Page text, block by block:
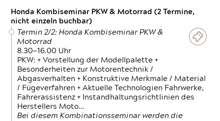
Honda Kombiseminar PKW & Motorrad (2 Termine,
nicht einzeln buchbar)
Termin 2/2: Honda Kombiseminar PKW &
Motorrad
8.30—16.00 Uhr
PKW: + Vorstellung der Modellpalette +
Besonderheiten zur Motorentechnik /
Abgasverhalten + Konstruktive Merkmale / Material
/ Fügeverfahren + Aktuelle Technologien Fahrwerke,
Fahrerassistenz + Instandhaltungsrichtlinien des
Herstellers Moto…
Bei diesem Kombinationsseminar werden die